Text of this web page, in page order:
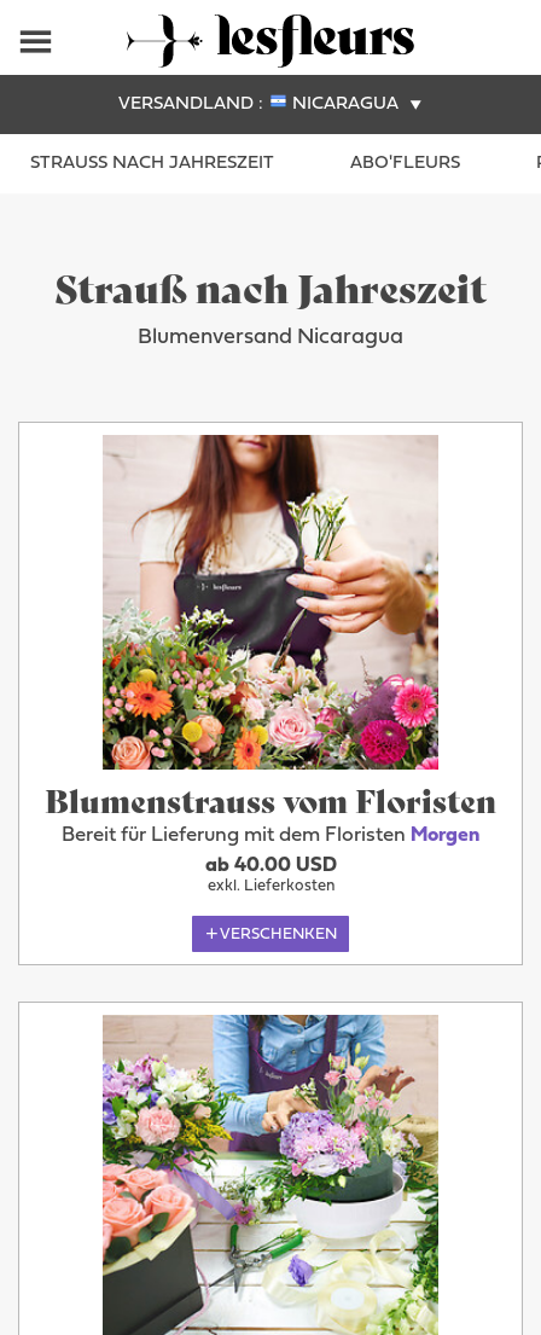
VERSANDLAND : NICARAGUA
STRAUSS NACH JAHRESZEIT ABO'FLEURS
Strauß nach Jahreszeit
Blumenversand Nicaragua
Blumenstrauss vom Floristen
Bereit für Lieferung mit dem Floristen Morgen
ab 40.00 USD
exkl. Lieferkosten
VERSCHENKEN